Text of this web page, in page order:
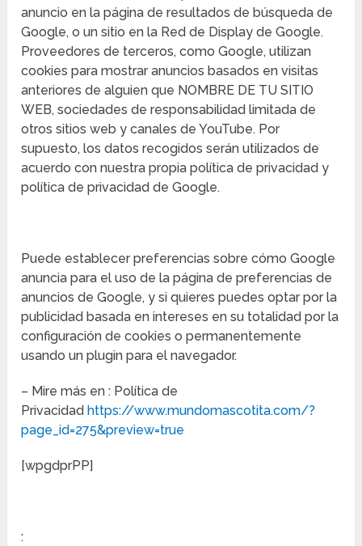
anuncio en la página de resultados de búsqueda de
Google, o un sitio en la Red de Display de Google.
Proveedores de terceros, como Google, utilizan
cookies para mostrar anuncios basados en visitas
anteriores de alguien que NOMBRE DE TU SITIO
WEB, sociedades de responsabilidad limitada de
otros sitios web y canales de YouTube. Por
supuesto, los datos recogidos serán utilizados de
acuerdo con nuestra propia política de privacidad y
política de privacidad de Google.
Puede establecer preferencias sobre cómo Google
anuncia para el uso de la página de preferencias de
anuncios de Google, y si quieres puedes optar por la
publicidad basada en intereses en su totalidad por la
configuración de cookies o permanentemente
usando un plugin para el navegador.
– Mire más en : Política de
Privacidad https://www.mundomascotita.com/?
page_id=275&preview=true
[wpgdprPP]
: